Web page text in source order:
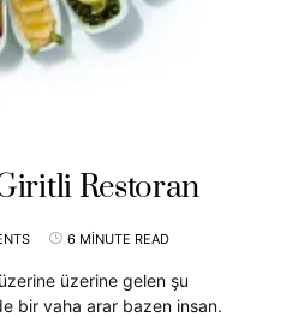
Restoran
6 MINUTE READ
üzerine üzerine gelen şu
bir vaha arar bazen insan.